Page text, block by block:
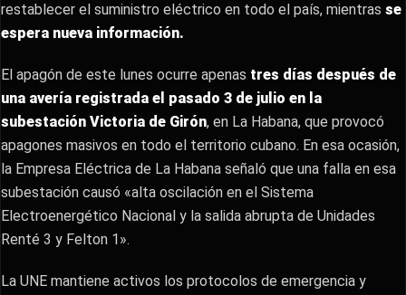
restablecer el suministro eléctrico en todo el país, mientras se
espera nueva información.
El apagón de este lunes ocurre apenas tres días después de
una avería registrada el pasado 3 de julio en la
subestación Victoria de Girón, en La Habana, que provocó
apagones masivos en todo el territorio cubano. En esa ocasión,
la Empresa Eléctrica de La Habana señaló que una falla en esa
subestación causó «alta oscilación en el Sistema
Electroenergético Nacional y la salida abrupta de Unidades
Renté 3 y Felton 1».
La UNE mantiene activos los protocolos de emergencia y